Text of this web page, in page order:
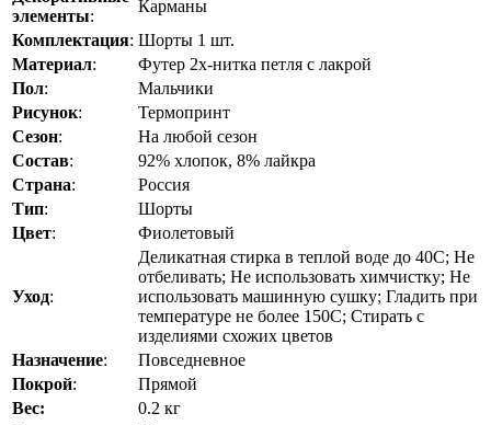
элементы:
Карманы
Комплектация: Шорты 1 шт.
Материал:
Футер 2х-нитка петля с лакрой
Пол:
Мальчики
Рисунок:
Термопринт
Сезон:
На любой сезон
Состав:
92% хлопок, 8% лайкра
Страна:
Россия
Тип:
Шорты
Цвет: Фиолетовый
Уход:
Деликатная стирка в теплой воде до 40C; Не
отбеливать; Не использовать химчистку; Не
использовать машинную сушку; Гладить при
температуре не более 150C; Стирать с
изделиями схожих цветов
Назначение:
Повседневное
Покрой:
Прямой
Вес:
0.2 кг